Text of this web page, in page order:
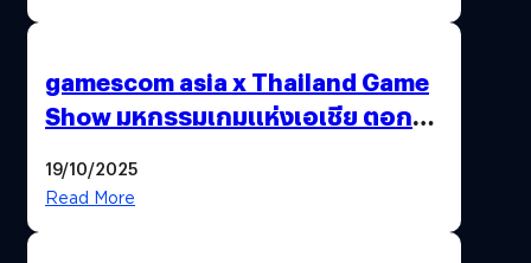
gamescom asia x Thailand Game
Show มหกรรมเกมแห่งเอเชีย ตอกย้ำ
พาณิชย์ร่วมชูความสำเร็จ
19/10/2025
Read More